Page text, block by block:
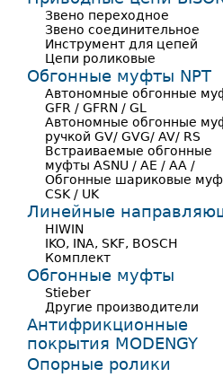
Звено переходное
Звено соединительное
Инструмент для цепей
Цепи роликовые
Обгонные муфты NPT
Автономные обгонные
GFR / GFRN / GL
Автономные обгонные
ручкой GV/ GVG/ AV/ RS
Встраиваемые обгонные
муфты ASNU / AE / AA /
Обгонные шариковые
CSK / UK
Линейные
HIWIN
IKO, INA, SKF, BOSCH
Комплект
Обгонные муфты
Stieber
Другие производители
Антифрикционные
покрытия MODENGY
Опорные ролики